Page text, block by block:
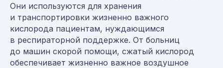
Они используются для хранения
и транспортировки жизненно важного
кислорода пациентам, нуждающимся
в респираторной поддержке. От больниц
до машин скорой помощи, сжатый кислород
обеспечивает жизненно важное воздушное